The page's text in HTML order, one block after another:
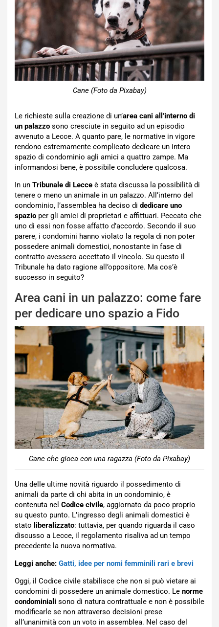
Cane (Foto da Pixabay)
Le richieste sulla creazione di un’area cani all’interno di
un palazzo sono cresciute in seguito ad un episodio
avvenuto a Lecce. A quanto pare, le normative in vigore
rendono estremamente complicato dedicare un intero
spazio di condominio agli amici a quattro zampe. Ma
informandosi bene, è possibile concludere qualcosa.
In un Tribunale di Lecce è stata discussa la possibilità di
tenere o meno un animale in un palazzo. All’interno del
condominio, l’assemblea ha deciso di dedicare uno
spazio per gli amici di proprietari e affittuari. Peccato che
uno di essi non fosse affatto d’accordo. Secondo il suo
parere, i condomini hanno violato la regola di non poter
possedere animali domestici, nonostante in fase di
contratto avessero accettato il vincolo. Su questo il
Tribunale ha dato ragione all’oppositore. Ma cos’è
successo in seguito?
Area cani in un palazzo: come fare
per dedicare uno spazio a Fido
Cane che gioca con una ragazza (Foto da Pixabay)
Una delle ultime novità riguardo il possedimento di
animali da parte di chi abita in un condominio, è
contenuta nel Codice civile, aggiornato da poco proprio
su questo punto. L’ingresso degli animali domestici è
stato liberalizzato: tuttavia, per quando riguarda il caso
discusso a Lecce, il regolamento risaliva ad un tempo
precedente la nuova normativa.
Leggi anche: Gatti, idee per nomi femminili rari e brevi
Oggi, il Codice civile stabilisce che non si può vietare ai
condomini di possedere un animale domestico. Le norme
condominiali sono di natura contrattuale e non è possibile
modificarle se non attraverso decisioni prese
all’unanimità con un voto in assemblea. Nel caso del